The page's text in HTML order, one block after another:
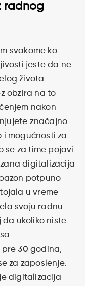
radnog
svakome ko
jeste da ne
života
obzira na to
nakon
značajno
i mogućnosti za
se za time pojavi
digitalizacija
potpuno
u vreme
svoju radnu
da ukoliko niste
pre 30 godina,
za zaposlenje.
digitalizacija